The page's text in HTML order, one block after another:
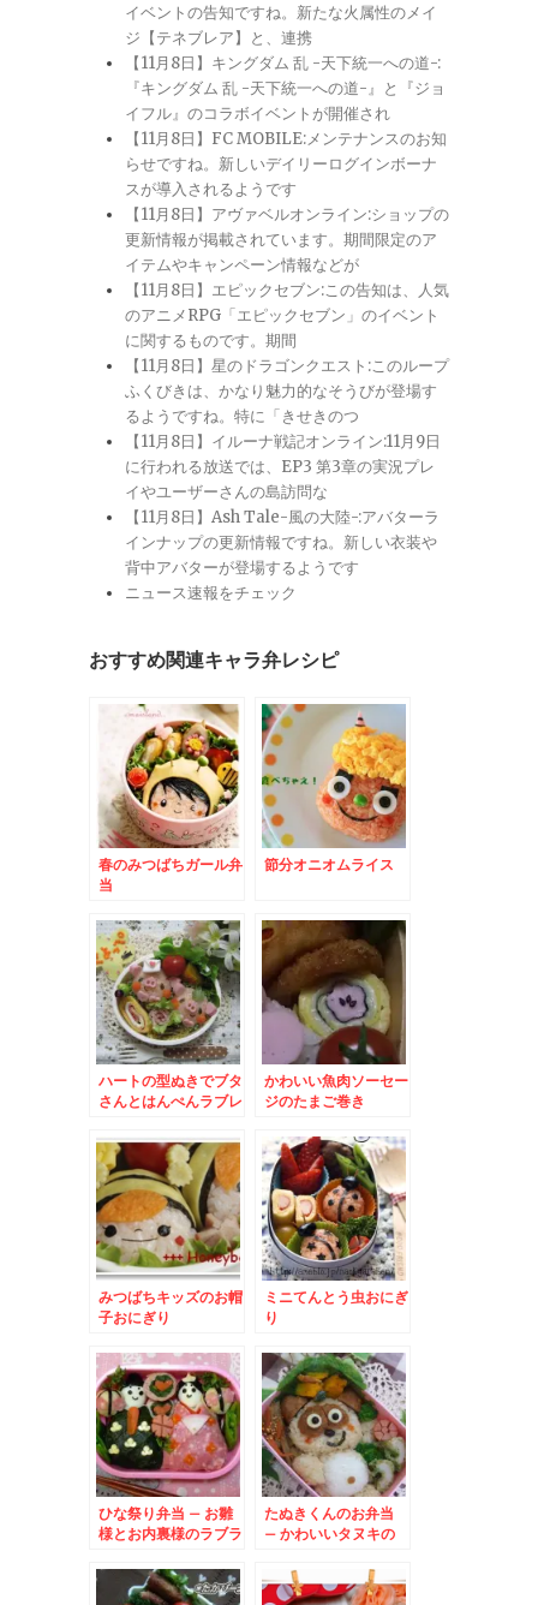
イベントの告知ですね。新たな火属性のメイ
ジ【テネブレア】と、連携
【11月8日】キングダム 乱 -天下統一への道-:
『キングダム 乱 -天下統一への道-』と『ジョ
イフル』のコラボイベントが開催され
【11月8日】FC MOBILE:メンテナンスのお知
らせですね。新しいデイリーログインボーナ
スが導入されるようです
【11月8日】アヴァベルオンライン:ショップの
更新情報が掲載されています。期間限定のア
イテムやキャンペーン情報などが
【11月8日】エピックセブン:この告知は、人気
のアニメRPG「エピックセブン」のイベント
に関するものです。期間
【11月8日】星のドラゴンクエスト:このループ
ふくびきは、かなり魅力的なそうびが登場す
るようですね。特に「きせきのつ
【11月8日】イルーナ戦記オンライン:11月9日
に行われる放送では、EP3 第3章の実況プレ
イやユーザーさんの島訪問な
【11月8日】Ash Tale-風の大陸-:アバターラ
インナップの更新情報ですね。新しい衣装や
背中アバターが登場するようです
ニュース速報をチェック
おすすめ関連キャラ弁レシピ
春のみつばちガール弁
当
節分オニオムライス
ハートの型ぬきでブタ
さんとはんぺんラブレ
かわいい魚肉ソーセー
ジのたまご巻き
みつばちキッズのお帽
子おにぎり
ミニてんとう虫おにぎ
り
ひな祭り弁当 – お雛
様とお内裏様のラブラ
たぬきくんのお弁当
– かわいいタヌキの